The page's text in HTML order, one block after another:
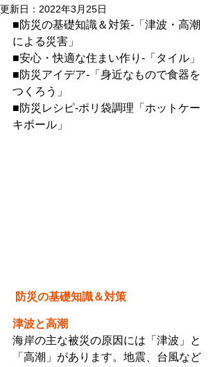
更新日： 2022年3月25日
■防災の基礎知識＆対策-「津波・高潮
による災害」
■安心・快適な住まい作り-「タイル」
■防災アイデア-「身近なもので食器を
つくろう」
■防災レシピ-ポリ袋調理「ホットケー
キボール」
防災の基礎知識＆対策
津波と高潮
海岸の主な被災の原因には「津波」と
「高潮」があります。地震、台風など